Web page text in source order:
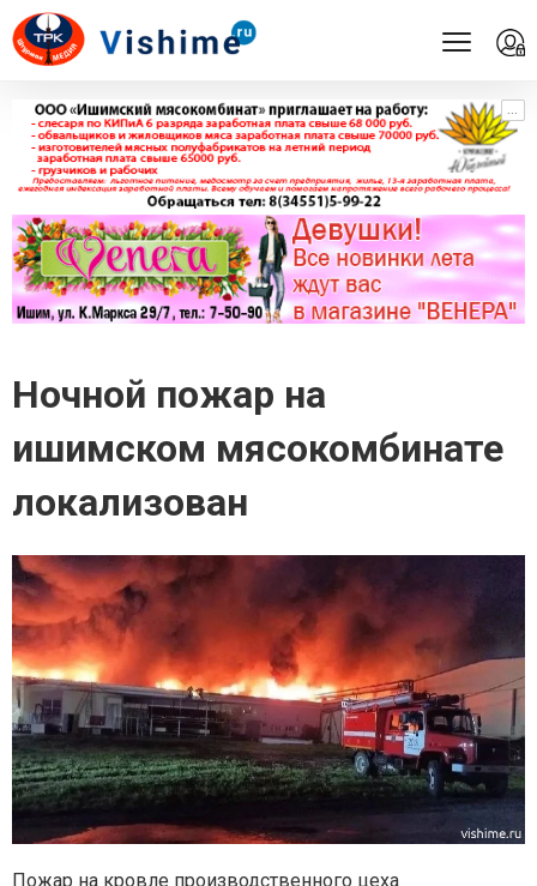
...
...
Ночной пожар на
ишимском мясокомбинате
локализован
Пожар на кровле производственного цеха